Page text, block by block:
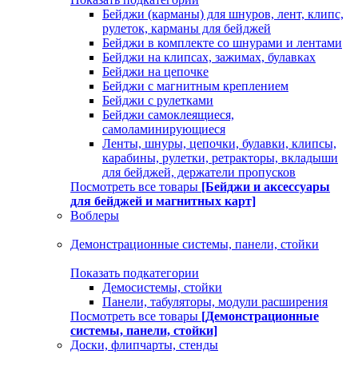
Бейджи (карманы) для шнуров, лент, клипс,
рулеток, карманы для бейджей
Бейджи в комплекте со шнурами и лентами
Бейджи на клипсах, зажимах, булавках
Бейджи на цепочке
Бейджи с магнитным креплением
Бейджи с рулетками
Бейджи самоклеящиеся,
самоламинирующиеся
Ленты, шнуры, цепочки, булавки, клипсы,
карабины, рулетки, ретракторы, вкладыши
для бейджей, держатели пропусков
Посмотреть все товары [Бейджи и аксессуары
для бейджей и магнитных карт]
Воблеры
Демонстрационные системы, панели, стойки
Показать подкатегории
Демосистемы, стойки
Панели, табуляторы, модули расширения
Посмотреть все товары [Демонстрационные
системы, панели, стойки]
Доски, флипчарты, стенды